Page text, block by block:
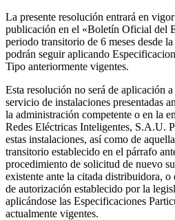
La presente resolución entrará en
publicación en el «Boletín Oficial del
periodo transitorio de 6 meses desde
podrán seguir aplicando
Tipo anteriormente vigentes.
Esta resolución no será de aplicación
servicio de instalaciones presentadas
la administración competente o en la
Redes Eléctricas Inteligentes, S.A.U.
estas instalaciones, así como de
transitorio establecido en el párrafo
procedimiento de solicitud de nuevo
existente ante la citada distribuidora,
de autorización establecido por la
aplicándose las Especificaciones
actualmente vigentes.